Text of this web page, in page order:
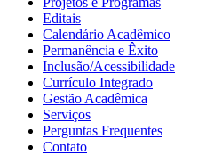
Editais
Calendário Acadêmico
Permanência e Êxito
Inclusão/Acessibilidade
Currículo Integrado
Gestão Acadêmica
Serviços
Perguntas Frequentes
Contato